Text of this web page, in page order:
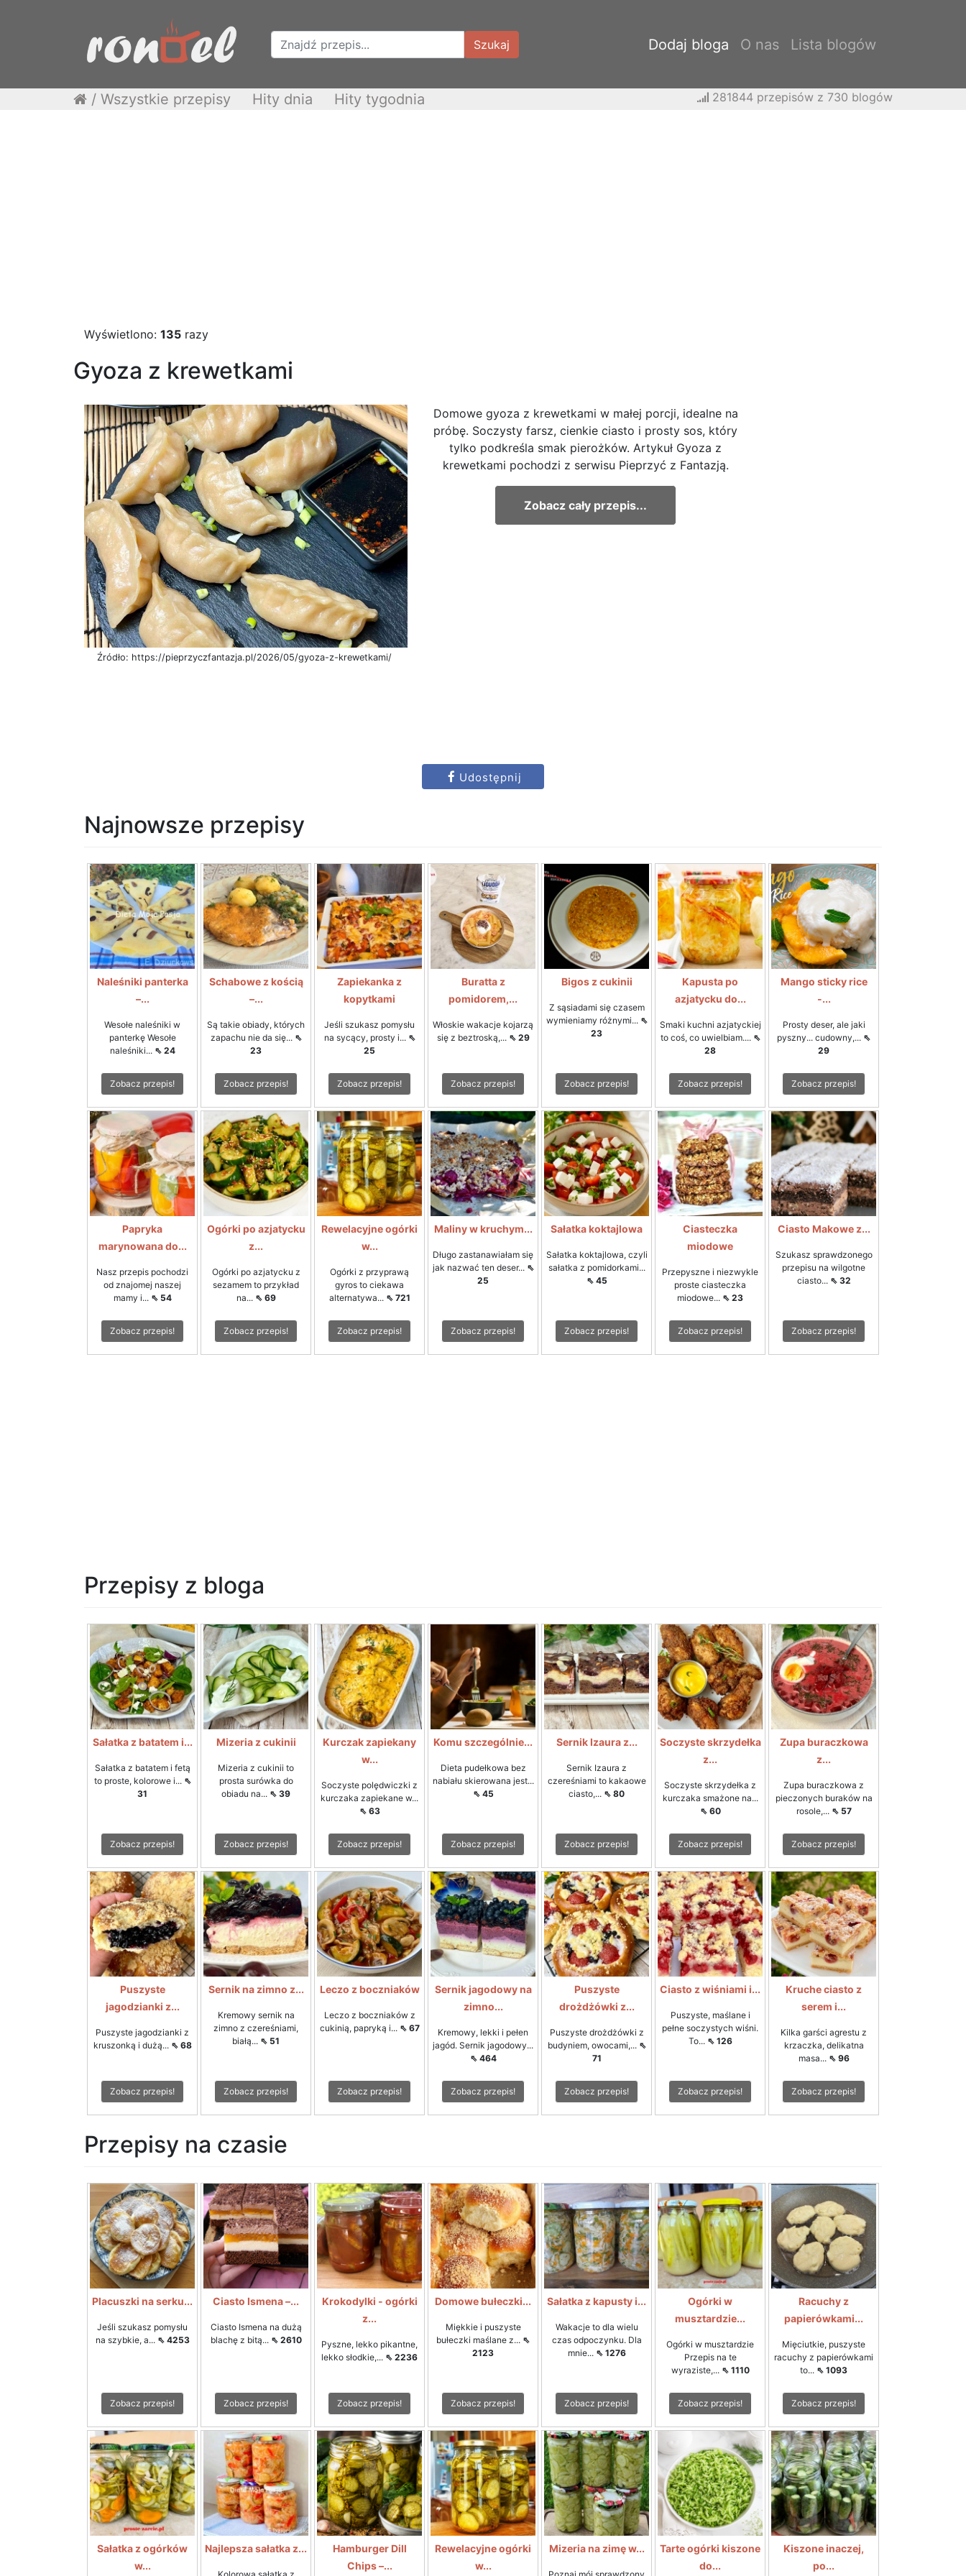
Szukaj Dodaj bloga O nas Lista blogów
/ Wszystkie przepisy Hity dnia Hity tygodnia 281844 przepisów z 730 blogów
Wyświetlono: 135 razy
Gyoza z krewetkami
Źródło: https://pieprzyczfantazja.pl/2026/05/gyoza-z-krewetkami/
Domowe gyoza z krewetkami w małej porcji, idealne na
próbę. Soczysty farsz, cienkie ciasto i prosty sos, który
tylko podkreśla smak pierożków. Artykuł Gyoza z
krewetkami pochodzi z serwisu Pieprzyć z Fantazją.
Zobacz cały przepis...
Udostępnij
Najnowsze przepisy
Naleśniki panterka
–...
Wesołe naleśniki w
panterkę Wesołe
naleśniki... ⇖ 24
Zobacz przepis!
Schabowe z kością
–...
Są takie obiady, których
zapachu nie da się... ⇖
23
Zobacz przepis!
Zapiekanka z
kopytkami
Jeśli szukasz pomysłu
na sycący, prosty i... ⇖
25
Zobacz przepis!
Buratta z
pomidorem,...
Włoskie wakacje kojarzą
się z beztroską,... ⇖ 29
Zobacz przepis!
Bigos z cukinii
Z sąsiadami się czasem
wymieniamy różnymi... ⇖
23
Zobacz przepis!
Kapusta po
azjatycku do...
Smaki kuchni azjatyckiej
to coś, co uwielbiam.... ⇖
28
Zobacz przepis!
Mango sticky rice
-...
Prosty deser, ale jaki
pyszny... cudowny,... ⇖
29
Zobacz przepis!
Papryka
marynowana do...
Nasz przepis pochodzi
od znajomej naszej
mamy i... ⇖ 54
Zobacz przepis!
Ogórki po azjatycku
z...
Ogórki po azjatycku z
sezamem to przykład
na... ⇖ 69
Zobacz przepis!
Rewelacyjne ogórki
w...
Ogórki z przyprawą
gyros to ciekawa
alternatywa... ⇖ 721
Zobacz przepis!
Maliny w kruchym...
Długo zastanawiałam się
jak nazwać ten deser... ⇖
25
Zobacz przepis!
Sałatka koktajlowa
Sałatka koktajlowa, czyli
sałatka z pomidorkami...
⇖ 45
Zobacz przepis!
Ciasteczka
miodowe
Przepyszne i niezwykle
proste ciasteczka
miodowe... ⇖ 23
Zobacz przepis!
Ciasto Makowe z...
Szukasz sprawdzonego
przepisu na wilgotne
ciasto... ⇖ 32
Zobacz przepis!
Przepisy z bloga
Sałatka z batatem i...
Sałatka z batatem i fetą
to proste, kolorowe i... ⇖
31
Zobacz przepis!
Mizeria z cukinii
Mizeria z cukinii to
prosta surówka do
obiadu na... ⇖ 39
Zobacz przepis!
Kurczak zapiekany
w...
Soczyste polędwiczki z
kurczaka zapiekane w...
⇖ 63
Zobacz przepis!
Komu szczególnie...
Dieta pudełkowa bez
nabiału skierowana jest...
⇖ 45
Zobacz przepis!
Sernik Izaura z...
Sernik Izaura z
czereśniami to kakaowe
ciasto,... ⇖ 80
Zobacz przepis!
Soczyste skrzydełka
z...
Soczyste skrzydełka z
kurczaka smażone na...
⇖ 60
Zobacz przepis!
Zupa buraczkowa
z...
Zupa buraczkowa z
pieczonych buraków na
rosole,... ⇖ 57
Zobacz przepis!
Puszyste
jagodzianki z...
Puszyste jagodzianki z
kruszonką i dużą... ⇖ 68
Zobacz przepis!
Sernik na zimno z...
Kremowy sernik na
zimno z czereśniami,
białą... ⇖ 51
Zobacz przepis!
Leczo z boczniaków
Leczo z boczniaków z
cukinią, papryką i... ⇖ 67
Zobacz przepis!
Sernik jagodowy na
zimno...
Kremowy, lekki i pełen
jagód. Sernik jagodowy...
⇖ 464
Zobacz przepis!
Puszyste
drożdżówki z...
Puszyste drożdżówki z
budyniem, owocami,... ⇖
71
Zobacz przepis!
Ciasto z wiśniami i...
Puszyste, maślane i
pełne soczystych wiśni.
To... ⇖ 126
Zobacz przepis!
Kruche ciasto z
serem i...
Kilka garści agrestu z
krzaczka, delikatna
masa... ⇖ 96
Zobacz przepis!
Przepisy na czasie
Placuszki na serku...
Jeśli szukasz pomysłu
na szybkie, a... ⇖ 4253
Zobacz przepis!
Ciasto Ismena –...
Ciasto Ismena na dużą
blachę z bitą... ⇖ 2610
Zobacz przepis!
Krokodylki - ogórki
z...
Pyszne, lekko pikantne,
lekko słodkie,... ⇖ 2236
Zobacz przepis!
Domowe bułeczki...
Miękkie i puszyste
bułeczki maślane z... ⇖
2123
Zobacz przepis!
Sałatka z kapusty i...
Wakacje to dla wielu
czas odpoczynku. Dla
mnie... ⇖ 1276
Zobacz przepis!
Ogórki w
musztardzie...
Ogórki w musztardzie
Przepis na te
wyraziste,... ⇖ 1110
Zobacz przepis!
Racuchy z
papierówkami...
Mięciutkie, puszyste
racuchy z papierówkami
to... ⇖ 1093
Zobacz przepis!
Sałatka z ogórków
w...
Najlepsza sałatka z...
Hamburger Dill
Chips –...
Rewelacyjne ogórki
w...
Mizeria na zimę w...
Tarte ogórki kiszone
do...
Kiszone inaczej,
po...